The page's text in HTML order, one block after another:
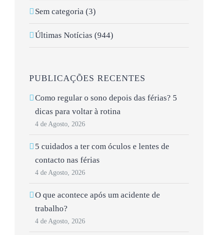
Sem categoria (3)
Últimas Notícias (944)
PUBLICAÇÕES RECENTES
Como regular o sono depois das férias? 5
dicas para voltar à rotina
4 de Agosto, 2026
5 cuidados a ter com óculos e lentes de
contacto nas férias
4 de Agosto, 2026
O que acontece após um acidente de
trabalho?
4 de Agosto, 2026